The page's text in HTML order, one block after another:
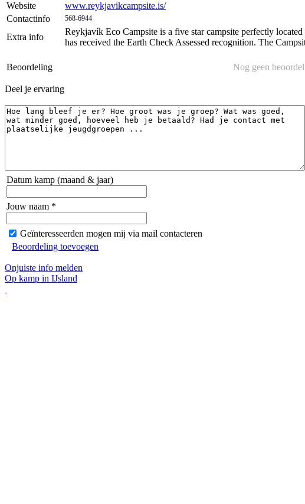
Website
www.reykjavikcampsite.is/
Contactinfo
568-6944
Extra info
Reykjavík Eco Campsite is a five star campsite perfectly
has received the Earth Check Assessed recognition. The
Beoordeling Nog geen
Deel je ervaring
Datum kamp (maand & jaar)
Jouw naam *
Geïnteresseerden mogen mij via mail contacteren
Beoordeling toevoegen
Onjuiste info melden
Op kamp in IJsland